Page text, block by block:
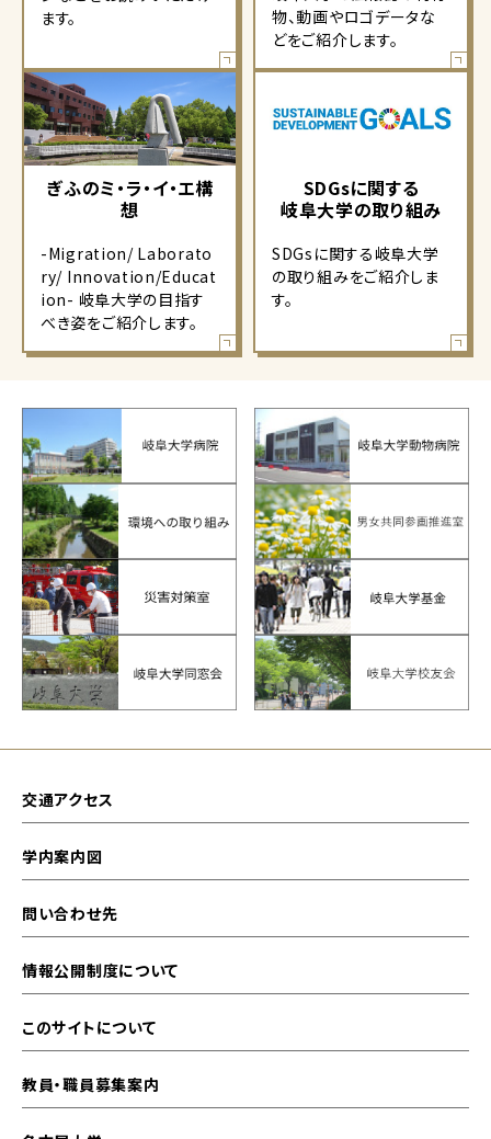
ます。
物、動画やロゴデータな
どをご紹介します。
ぎふのミ・ラ・イ・エ構
想
-Migration/ Laborato
ry/ Innovation/Educat
ion- 岐阜大学の目指す
べき姿をご紹介します。
SDGsに関する
岐阜大学の取り組み
SDGsに関する岐阜大学
の取り組みをご紹介しま
す。
交通アクセス
学内案内図
問い合わせ先
情報公開制度について
このサイトについて
教員・職員募集案内